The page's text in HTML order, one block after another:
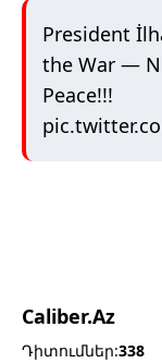
President
the War —
Peace!!!
Caliber.Az
Դիտումներ:338